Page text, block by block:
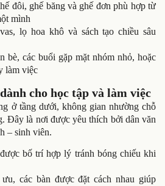
đôi, ghế băng và ghế đơn phù hợp từ
mình
lọ hoa khô và sách tạo chiều sâu
bè, các buổi gặp mặt nhóm nhỏ, hoặc
làm việc
cho học tập và làm việc
ở tầng dưới, không gian nhường chỗ
Đây là nơi được yêu thích bởi dân văn
– sinh viên.
bố trí hợp lý tránh bóng chiếu khi
các bàn được đặt cách nhau giúp